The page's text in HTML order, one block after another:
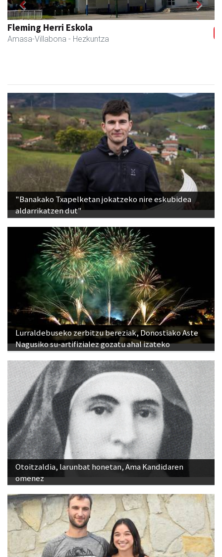
Txortu mekanizaketa eta muntaketa
Asteasu - Mekanizatuak
Previous Next
"Banakako Txapelketan jokatzeko nire eskubidea
aldarrikatzen dut"
Lurraldebuseko zerbitzu bereziak, Donostiako Aste
Nagusiko su-artifizialez gozatu ahal izateko
Otoitzaldia, larunbat honetan, Ama Kandidaren
omenez